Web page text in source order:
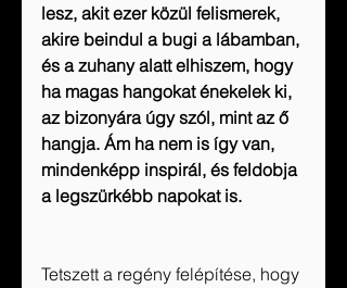
lesz, akit ezer közül felismerek,
akire beindul a bugi a lábamban,
és a zuhany alatt elhiszem, hogy
ha magas hangokat énekelek ki,
az bizonyára úgy szól, mint az ő
hangja. Ám ha nem is így van,
mindenképp inspirál, és feldobja
a legszürkébb napokat is.
Tetszett a regény felépítése, hogy